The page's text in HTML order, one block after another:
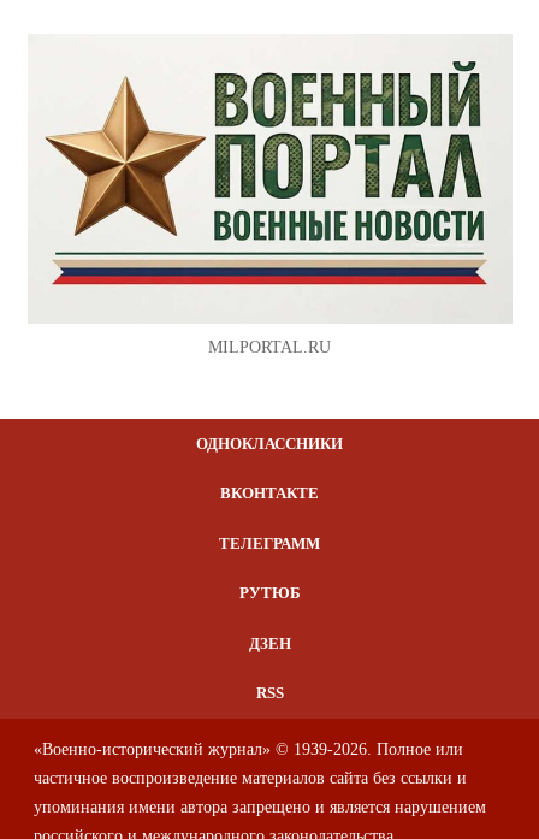
MILPORTAL.RU
ОДНОКЛАССНИКИ
ВКОНТАКТЕ
ТЕЛЕГРАММ
РУТЮБ
ДЗЕН
RSS
«Военно-исторический журнал» © 1939-2026. Полное или
частичное воспроизведение материалов сайта без ссылки и
упоминания имени автора запрещено и является нарушением